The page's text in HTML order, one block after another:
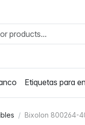
Etiquetas para
Bixolon 800264-